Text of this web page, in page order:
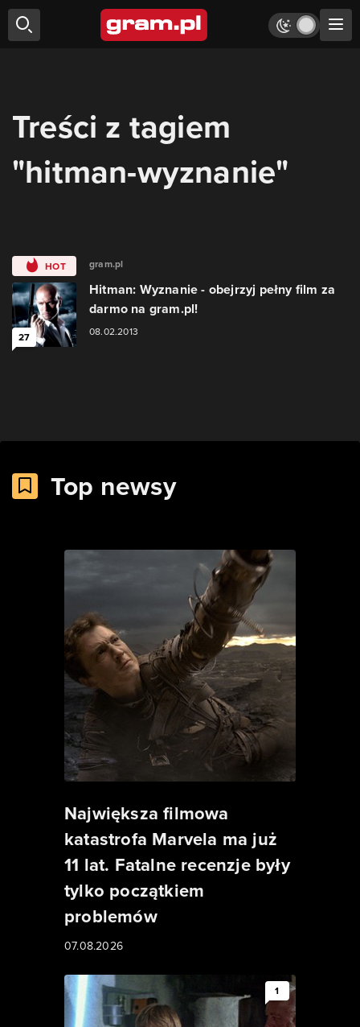
Treści z tagiem
"hitman-wyznanie"
HOT
27
gram.pl
Hitman: Wyznanie - obejrzyj pełny film za
darmo na gram.pl!
08.02.2013
Top newsy
Największa filmowa
katastrofa Marvela ma już
11 lat. Fatalne recenzje były
tylko początkiem
problemów
07.08.2026
1